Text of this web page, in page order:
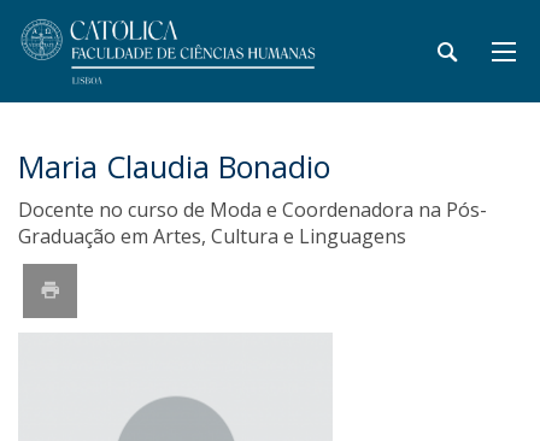
Maria Claudia Bonadio
Docente no curso de Moda e Coordenadora na Pós-
Graduação em Artes, Cultura e Linguagens